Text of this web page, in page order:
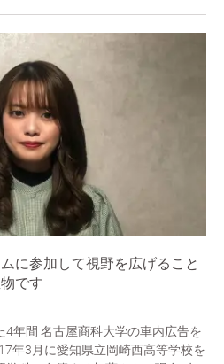
に参加して視野を広げること
です
4年間 名古屋商科大学の車内広告を
年3月に愛知県立岡崎西高等学校を